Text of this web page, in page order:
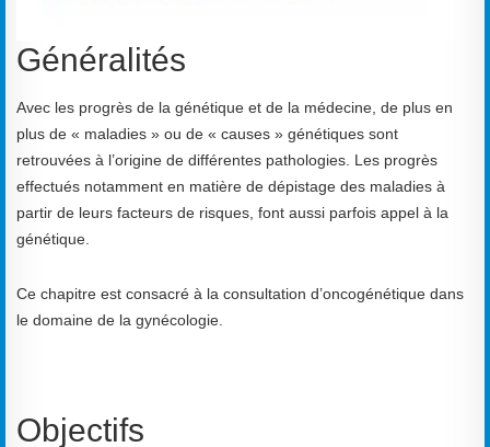
Généralités
Avec les progrès de la génétique et de la médecine, de plus en
plus de « maladies » ou de « causes » génétiques sont
retrouvées à l’origine de différentes pathologies. Les progrès
effectués notamment en matière de dépistage des maladies à
partir de leurs facteurs de risques, font aussi parfois appel à la
génétique.
Ce chapitre est consacré à la consultation d’oncogénétique dans
le domaine de la gynécologie.
Objectifs